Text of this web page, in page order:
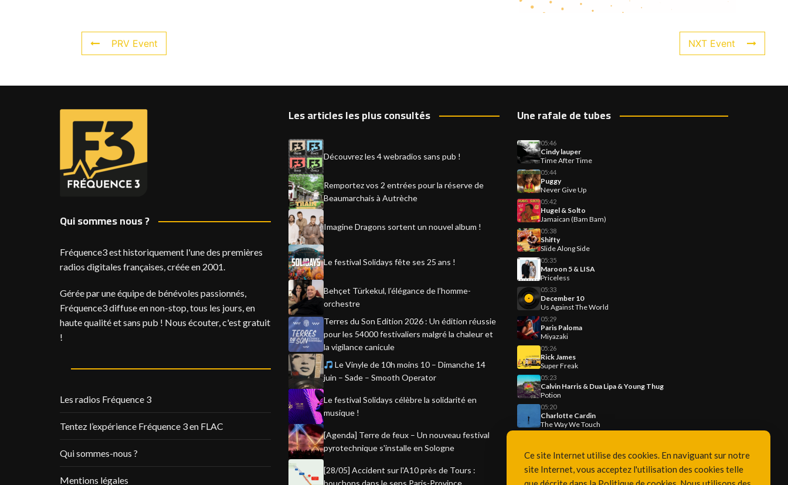
PRV Event NXT Event
Qui sommes nous ?
Fréquence3 est historiquement l'une des premières
radios digitales françaises, créée en 2001.
Gérée par une équipe de bénévoles passionnés,
Fréquence3 diffuse en non-stop, tous les jours, en
haute qualité et sans pub ! Nous écouter, c'est gratuit
!
Les radios Fréquence 3
Tentez l’expérience Fréquence 3 en FLAC
Qui sommes-nous ?
Mentions légales
Les articles les plus consultés
Découvrez les 4 webradios sans pub !
Remportez vos 2 entrées pour la réserve de
Beaumarchais à Autrèche
Imagine Dragons sortent un nouvel album !
Le festival Solidays fête ses 25 ans !
Behçet Türkekul, l’élégance de l’homme-
orchestre
Terres du Son Edition 2026 : Un édition réussie
pour les 54000 festivaliers malgré la chaleur et
la vigilance canicule
Le Vinyle de 10h moins 10 – Dimanche 14
juin – Sade – Smooth Operator
Le festival Solidays célèbre la solidarité en
musique !
[Agenda] Terre de feux – Un nouveau festival
pyrotechnique s'installe en Sologne
[28/05] Accident sur l'A10 près de Tours :
Une rafale de tubes
05:46
Cindy lauper
Time After Time
05:44
Puggy
Never Give Up
05:42
Hugel & Solto
Jamaican (Bam Bam)
05:38
Shifty
Slide Along Side
05:35
Maroon 5 & LISA
Priceless
05:33
December 10
Us Against The World
05:29
Paris Paloma
Miyazaki
05:26
Rick James
Super Freak
05:23
Calvin Harris & Dua Lipa & Young Thug
Potion
05:20
Charlotte Cardin
The Way We Touch
Ce site Internet utilise des cookies. En naviguant sur notre
site Internet, vous acceptez l'utilisation des cookies telle